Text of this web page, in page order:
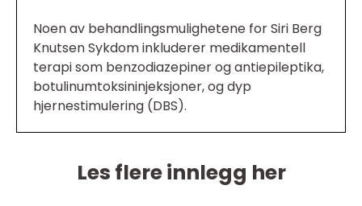
Noen av behandlingsmulighetene for Siri Berg
Knutsen Sykdom inkluderer medikamentell
terapi som benzodiazepiner og antiepileptika,
botulinumtoksininjeksjoner, og dyp
hjernestimulering (DBS).
Les flere innlegg her